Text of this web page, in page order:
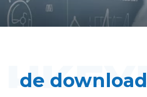
Medicina
Suporte
de